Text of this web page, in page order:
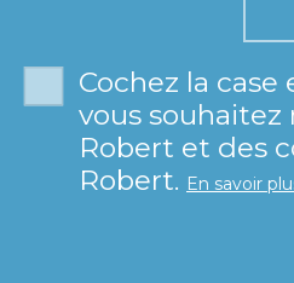
Cochez la
vous
Robert et des
Robert. En savoir